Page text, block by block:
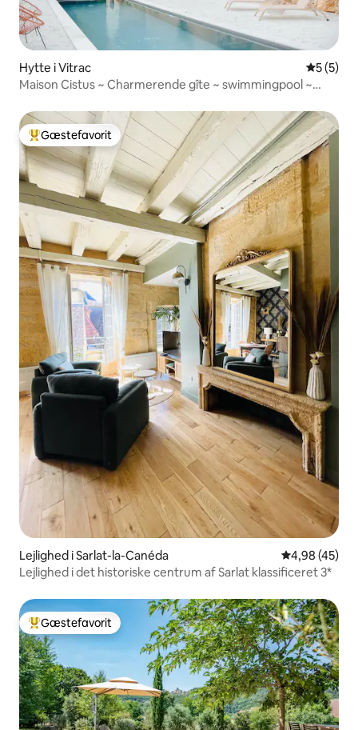
Hytte i Vitrac 5 ud af 5
5 (5)
Maison Cistus ~ Charmerende gîte ~ swimmingpool ~
Bedste gæstefavorit
Gæstefavorit
Lejlighed i Sarlat-la-Canéda 4,98 ud af 5 i
4,98 (45)
Lejlighed i det historiske centrum af Sarlat klassificeret 3*
Bedste gæstefavorit
Gæstefavorit